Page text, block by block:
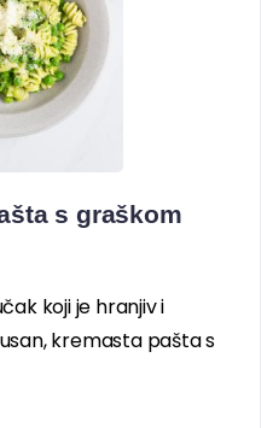
s graškom
koji je hranjiv i
kremasta pašta s